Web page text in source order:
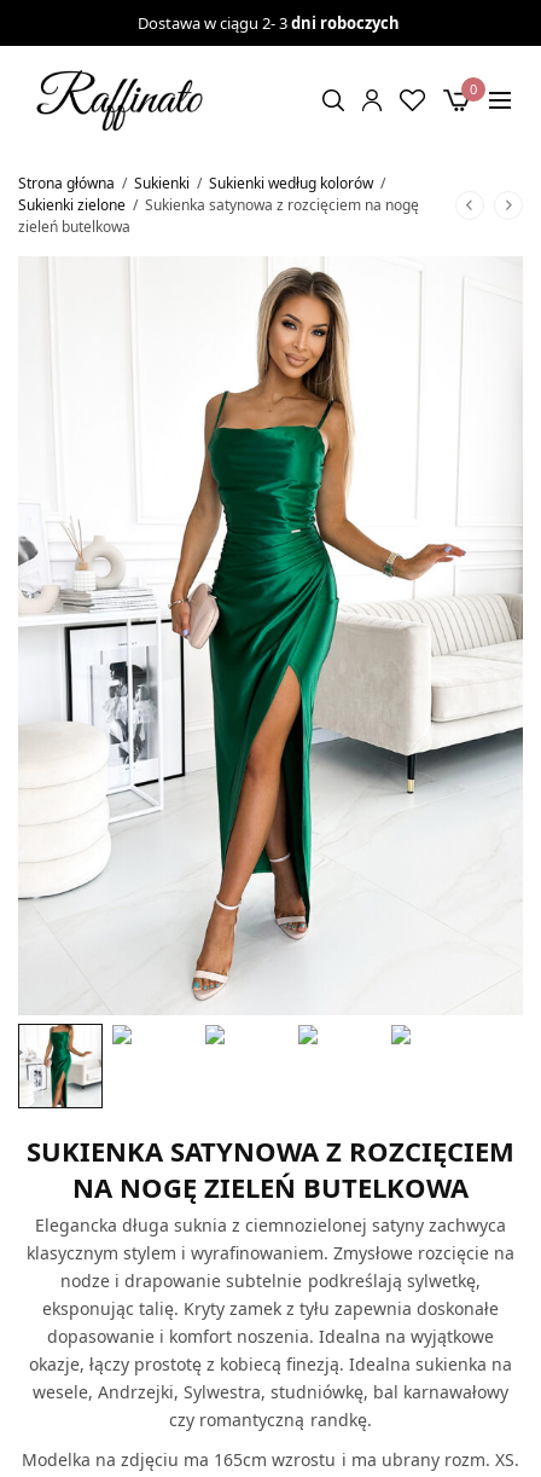
Dostawa w ciągu 2- 3dni roboczych
0
Strona główna / Sukienki / Sukienki według kolorów /
Sukienki zielone / Sukienka satynowa z rozcięciem na nogę
zieleń butelkowa
SUKIENKA SATYNOWA Z ROZCIĘCIEM
NA NOGĘ ZIELEŃ BUTELKOWA
Elegancka długa suknia z ciemnozielonej satyny zachwyca
klasycznym stylem i wyrafinowaniem. Zmysłowe rozcięcie na
nodze i drapowanie subtelnie podkreślają sylwetkę,
eksponując talię. Kryty zamek z tyłu zapewnia doskonałe
dopasowanie i komfort noszenia. Idealna na wyjątkowe
okazje, łączy prostotę z kobiecą finezją. Idealna sukienka na
wesele, Andrzejki, Sylwestra, studniówkę, bal karnawałowy
czy romantyczną randkę.
Modelka na zdjęciu ma 165cm wzrostu i ma ubrany rozm. XS.